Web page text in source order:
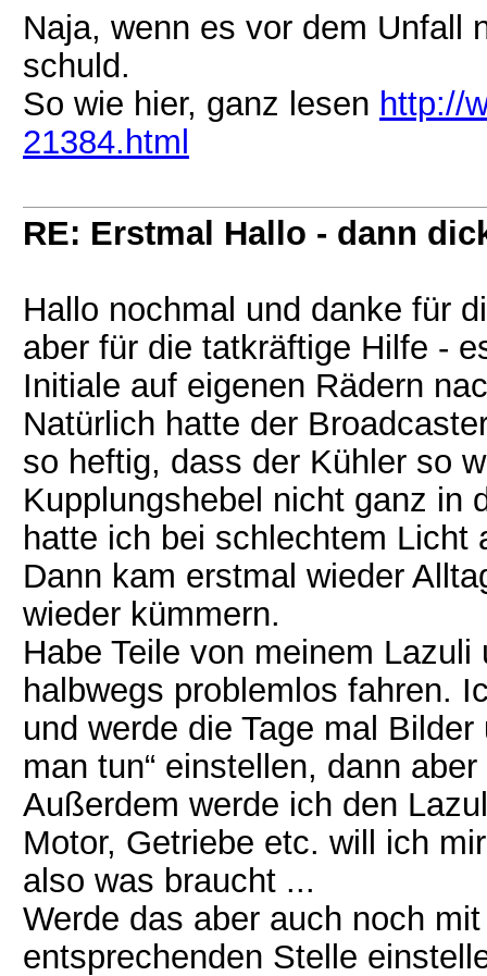
Naja, wenn es vor dem Unfall
schuld.
So wie hier, ganz lesen http://
21384.html
RE: Erstmal Hallo - dann
Hallo nochmal und danke für
aber für die tatkräftige Hilfe -
Initiale auf eigenen Rädern
Natürlich hatte der
so heftig, dass der Kühler so
Kupplungshebel nicht ganz in
hatte ich bei schlechtem
Dann kam erstmal wieder
wieder kümmern.
Habe Teile von meinem
halbwegs problemlos fahren.
und werde die Tage mal
man tun“ einstellen, dann
Außerdem werde ich den
Motor, Getriebe etc. will ich
also was braucht ...
Werde das aber auch noch
entsprechenden Stelle